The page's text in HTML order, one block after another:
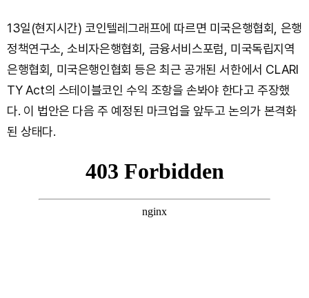
13일(현지시간) 코인텔레그래프에 따르면 미국은행협회, 은행
정책연구소, 소비자은행협회, 금융서비스포럼, 미국독립지역
은행협회, 미국은행인협회 등은 최근 공개된 서한에서 CLARI
TY Act의 스테이블코인 수익 조항을 손봐야 한다고 주장했
다. 이 법안은 다음 주 예정된 마크업을 앞두고 논의가 본격화
된 상태다.